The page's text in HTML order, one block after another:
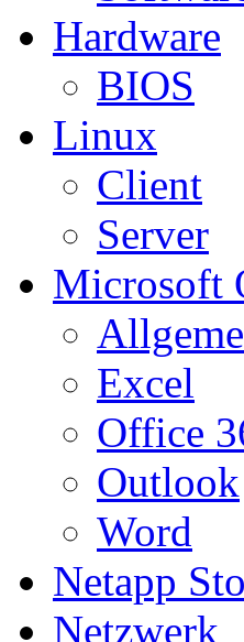
Hardware
BIOS
Linux
Client
Server
Microsoft
Excel
Office
Outlook
Word
Netapp
Netzwerk